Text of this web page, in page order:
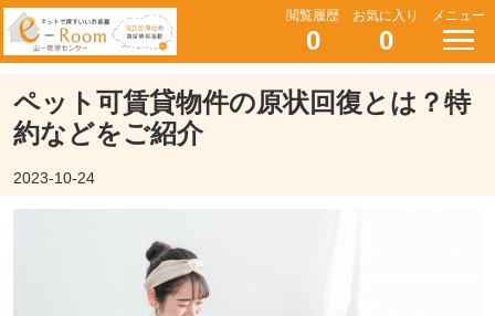
閲覧履歴
0
お気に入り
0
メニュー
ペット可賃貸物件の原状回復とは？特
約などをご紹介
2023-10-24